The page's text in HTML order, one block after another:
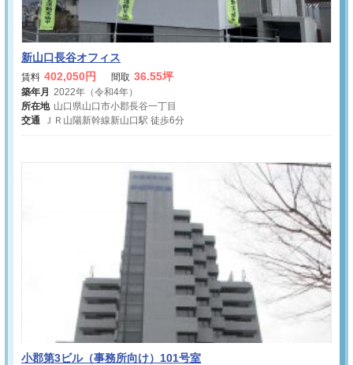
新山口長谷オフィス
賃料 402,050円 間取 36.55坪
築年月 2022年（令和4年）
所在地 山口県山口市小郡長谷一丁目
交通
ＪＲ山陽新幹線新山口駅 徒歩6分
小郡第3ビル（事務所向け）101号室